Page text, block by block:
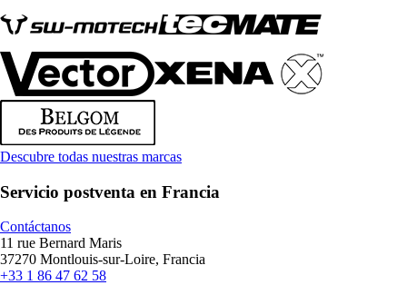
Descubre todas nuestras marcas
Servicio postventa en Francia
Contáctanos
11 rue Bernard Maris
37270 Montlouis-sur-Loire, Francia
+33 1 86 47 62 58